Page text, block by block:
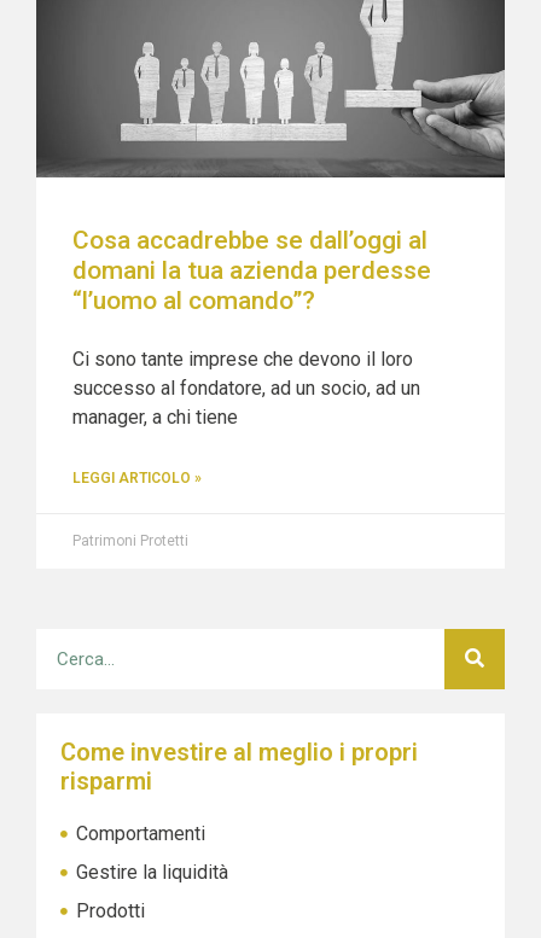
Cosa accadrebbe se dall’oggi al
domani la tua azienda perdesse
“l’uomo al comando”?
Ci sono tante imprese che devono il loro
successo al fondatore, ad un socio, ad un
manager, a chi tiene
LEGGI ARTICOLO »
Patrimoni Protetti
Come investire al meglio i propri
risparmi
Comportamenti
Gestire la liquidità
Prodotti